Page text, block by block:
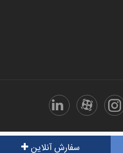
سفارش آنلاین